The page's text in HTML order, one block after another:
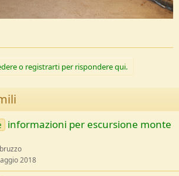
o registrarti per rispondere qui.
informazioni per escursione monte
2018